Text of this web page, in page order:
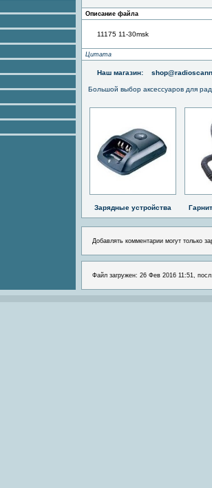
Описание файла
11175 11-30msk
Цитата
Наш магазин:
Большой выбор аксессуаров для
Зарядные устройства
Добавлять комментарии могут только
Файл загружен: 26 Фев 2016 11:51,